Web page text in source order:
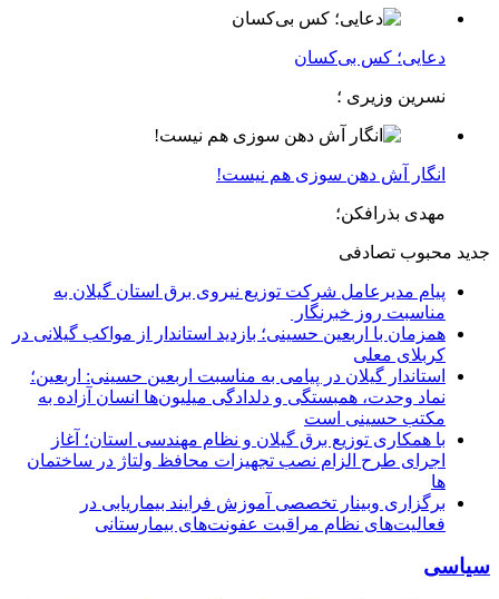
دعایی؛ کس بی‌کسان
نسرین وزیری ؛
انگار آش دهن سوزی هم نیست!
مهدی بذرافکن؛
جدید محبوب تصادفی
پیام مدیرعامل شركت توزیع نیروی برق استان گیلان به
مناسبت روز خبرنگار ‌
همزمان با اربعین حسینی؛ بازدید استاندار از مواکب گیلانی در
کربلای معلی
استاندار گیلان در پیامی به مناسبت اربعین حسینی: اربعین؛
نماد وحدت، همبستگی و دلدادگی میلیون‌ها انسان آزاده به
مکتب حسینی است
با همکاری توزیع برق گیلان و نظام مهندسی استان؛ آغاز
اجرای طرح الزام نصب تجهیزات محافظ ولتاژ در ساختمان
ها
برگزاری وبینار تخصصی آموزش فرایند بیماریابی در
فعالیت‌های نظام مراقبت عفونت‌های بیمارستانی
سیاسی